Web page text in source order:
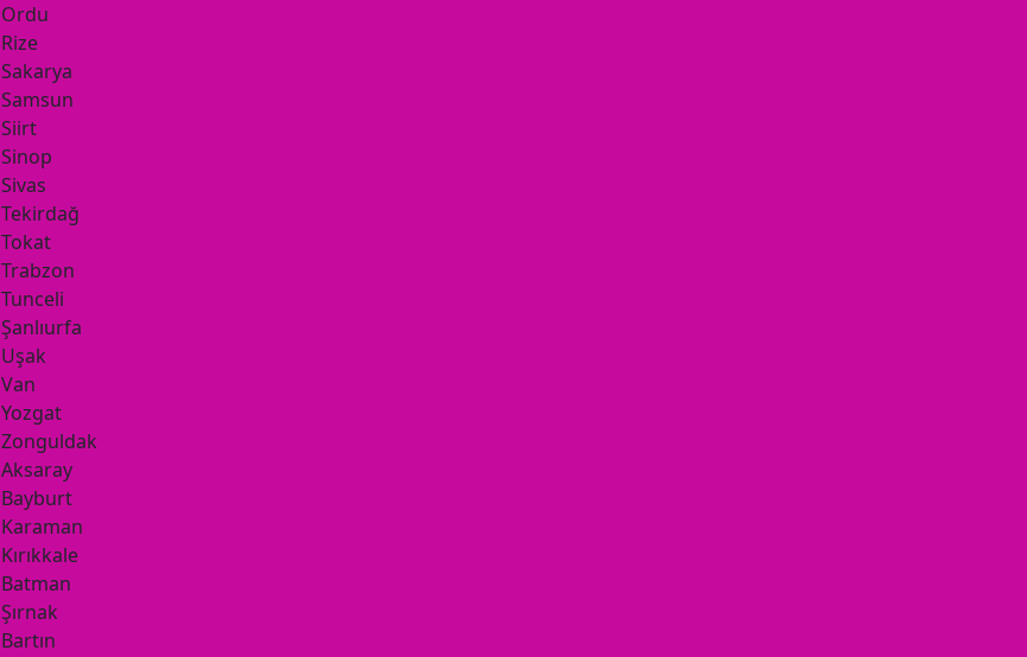
Ordu
Rize
Sakarya
Samsun
Siirt
Sinop
Sivas
Tekirdağ
Tokat
Trabzon
Tunceli
Şanlıurfa
Uşak
Van
Yozgat
Zonguldak
Aksaray
Bayburt
Karaman
Kırıkkale
Batman
Şırnak
Bartın